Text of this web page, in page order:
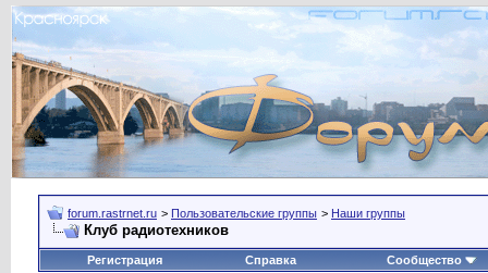
forum.rastrnet.ru > Пользовательские группы > Наши группы
Клуб радиотехников
Регистрация Справка Сообщество